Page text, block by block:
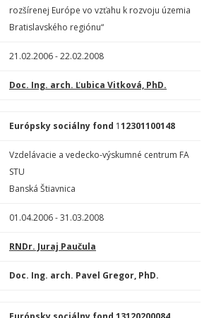
rozšírenej Európe vo vzťahu k rozvoju územia
Bratislavského regiónu“
21.02.2006 - 22.02.2008
Doc. Ing. arch. Ľubica Vitková, PhD.
Európsky sociálny fond 112301100148
Vzdelávacie a vedecko-výskumné centrum FA
STU
Banská Štiavnica
01.04.2006 - 31.03.2008
RNDr. Juraj Paučula
Doc. Ing. arch. Pavel Gregor, PhD.